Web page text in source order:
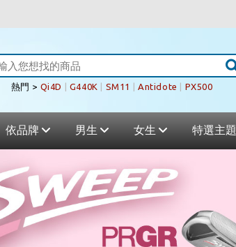
熱門 > Qi4D G440K SM11 Antidote PX500
依品牌 男生 女生 特選主題